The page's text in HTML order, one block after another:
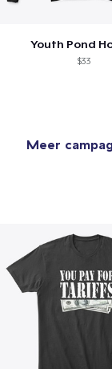
Youth Pond
$33
Meer